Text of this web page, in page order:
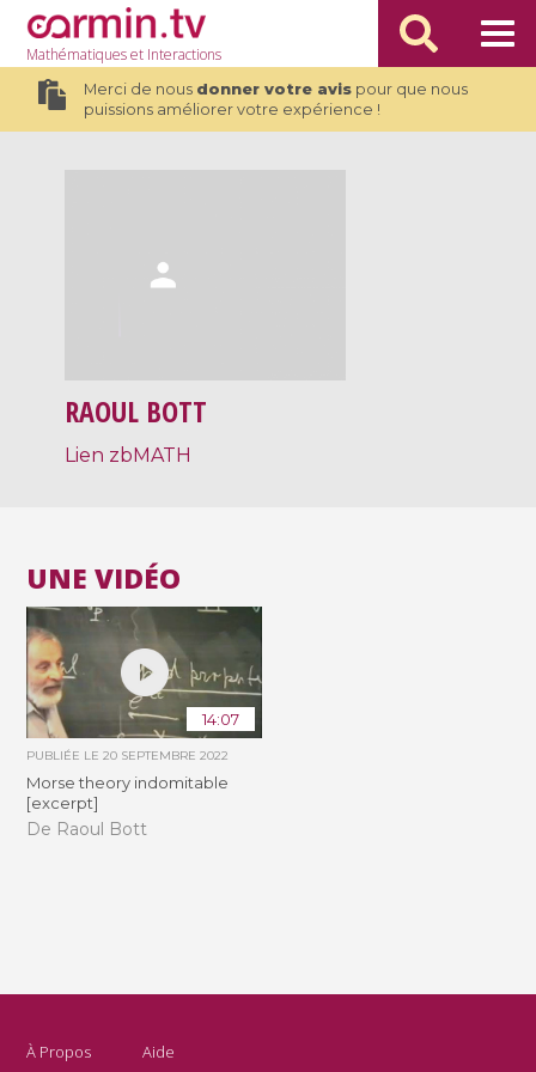
Mathématiqueset Interactions
Merci de nous donner votre avispour que nous
puissions améliorer votre expérience !
RAOUL BOTT
Lien zbMATH
UNE VIDÉO
14:07
PUBLIÉE LE20 SEPTEMBRE 2022
Morse theory indomitable
[excerpt]
De Raoul Bott
À Propos Aide